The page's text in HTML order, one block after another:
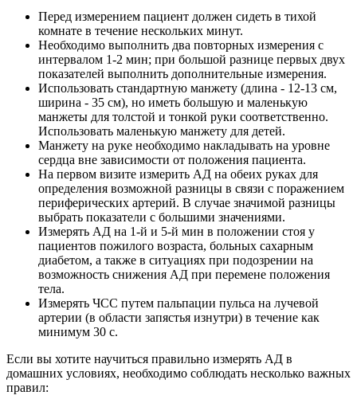
Перед измерением пациент должен сидеть в тихой
комнате в течение нескольких минут.
Необходимо выполнить два повторных измерения с
интервалом 1-2 мин; при большой разнице первых двух
показателей выполнить дополнительные измерения.
Использовать стандартную манжету (длина - 12-13 см,
ширина - 35 см), но иметь большую и маленькую
манжеты для толстой и тонкой руки соответственно.
Использовать маленькую манжету для детей.
Манжету на руке необходимо накладывать на уровне
сердца вне зависимости от положения пациента.
На первом визите измерить АД на обеих руках для
определения возможной разницы в связи с поражением
периферических артерий. В случае значимой разницы
выбрать показатели с большими значениями.
Измерять АД на 1-й и 5-й мин в положении стоя у
пациентов пожилого возраста, больных сахарным
диабетом, а также в ситуациях при подозрении на
возможность снижения АД при перемене положения
тела.
Измерять ЧСС путем пальпации пульса на лучевой
артерии (в области запястья изнутри) в течение как
минимум 30 с.
Если вы хотите научиться правильно измерять АД в
домашних условиях, необходимо соблюдать несколько важных
правил: